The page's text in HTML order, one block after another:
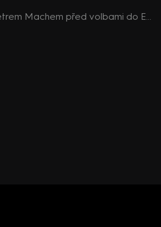
Rozhovor s Petrem Machem před volbami do Evropského parlamentu